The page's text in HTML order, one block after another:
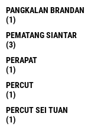
PANGKALAN BRANDAN
(1)
PEMATANG SIANTAR
(3)
PERAPAT
(1)
PERCUT
(1)
PERCUT SEI TUAN
(1)